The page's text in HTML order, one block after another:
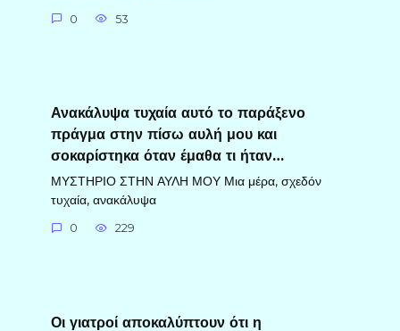
0 53
Ανακάλυψα τυχαία αυτό το παράξενο
πράγμα στην πίσω αυλή μου και
σοκαρίστηκα όταν έμαθα τι ήταν…
ΜΥΣΤΗΡΙΟ ΣΤΗΝ ΑΥΛΗ ΜΟΥ Μια μέρα, σχεδόν
τυχαία, ανακάλυψα
0 229
Οι γιατροί αποκαλύπτουν ότι η